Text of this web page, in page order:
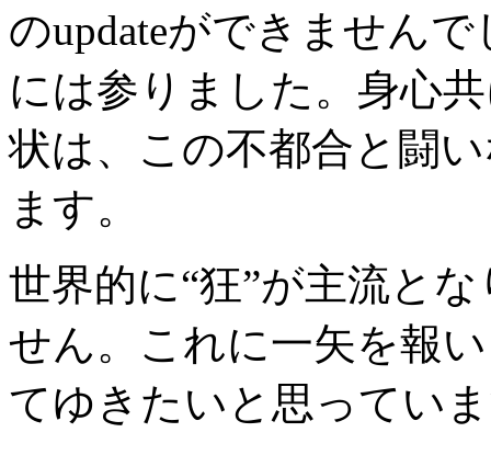
のupdateができません
には参りました。身心
状は、この不都合と闘
ます。
世界的に“狂”が主流と
せん。これに一矢を報
てゆきたいと思ってい